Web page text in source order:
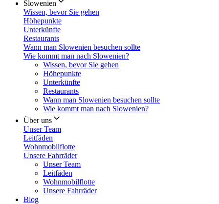
Slowenien
Wissen, bevor Sie gehen
Höhepunkte
Unterkünfte
Restaurants
Wann man Slowenien besuchen sollte
Wie kommt man nach Slowenien?
Wissen, bevor Sie gehen
Höhepunkte
Unterkünfte
Restaurants
Wann man Slowenien besuchen sollte
Wie kommt man nach Slowenien?
Über uns
Unser Team
Leitfäden
Wohnmobilflotte
Unsere Fahrräder
Unser Team
Leitfäden
Wohnmobilflotte
Unsere Fahrräder
Blog